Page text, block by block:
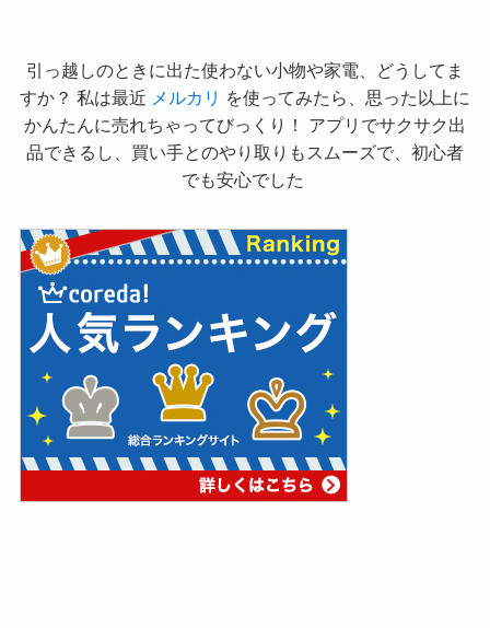
引っ越しのときに出た使わない小物や家電、どうしてま
すか？ 私は最近 メルカリ を使ってみたら、思った以上に
かんたんに売れちゃってびっくり！ アプリでサクサク出
品できるし、買い手とのやり取りもスムーズで、初心者
でも安心でした